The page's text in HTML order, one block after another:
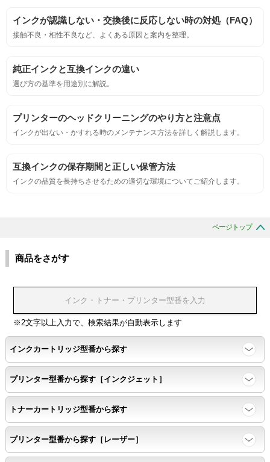
鮮やか、リアル、彩度、シャープなど、
におい
互換性
色同士のにじみがないこと。
浸透性
浸透性テスト用のサンプルを印刷する。
任意の色を背景として使用し、
背景と違う色で8号サイズのArialフォントで
鮮明に印刷できること。
速乾性
互換性テストサンプルを5ページ連続印刷する。
インクが認識しない・交換後に反応しない時の対処（FAQ）
接触不良・相性不良など、よくある原因と案内を整理。
純正インクと互換インクの違い
選び方の基準を用途別に解説。
プリンターのヘッドクリーニングのやり方と注意点
インクが出ない・かすれる時のメンテナンス方法を詳しく解説します。
互換インクの保存期間と正しい保管方法
インクの品質を長持ちさせるための適切な環境についてご紹介します。
ページトップ
商品をさがす
※2文字以上入力で、検索結果が自動表示します
インクカートリッジ型番から探す
プリンター型番から探す［インクジェット］
トナーカートリッジ型番から探す
プリンター型番から探す［レーザー］